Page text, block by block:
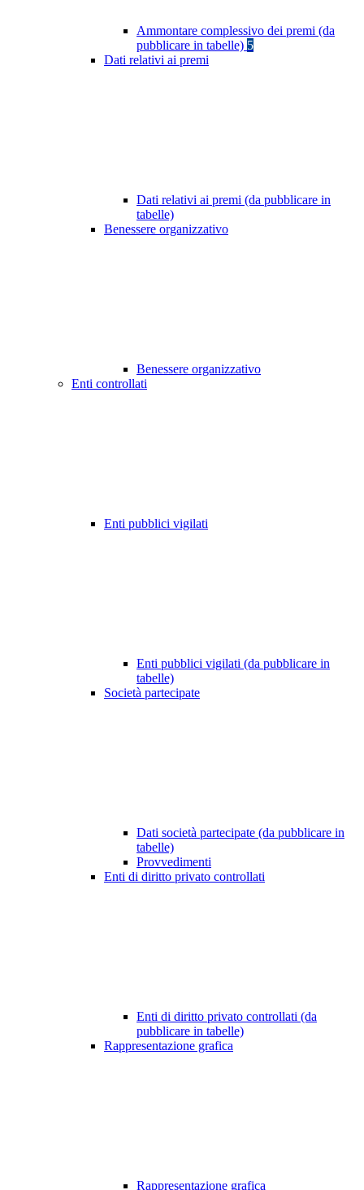
Ammontare complessivo dei premi (da
pubblicare in tabelle) 5
Dati relativi ai premi
Dati relativi ai premi (da pubblicare in
tabelle)
Benessere organizzativo
Benessere organizzativo
Enti controllati
Enti pubblici vigilati
Enti pubblici vigilati (da pubblicare in
tabelle)
Società partecipate
Dati società partecipate (da pubblicare in
tabelle)
Provvedimenti
Enti di diritto privato controllati
Enti di diritto privato controllati (da
pubblicare in tabelle)
Rappresentazione grafica
Rappresentazione grafica